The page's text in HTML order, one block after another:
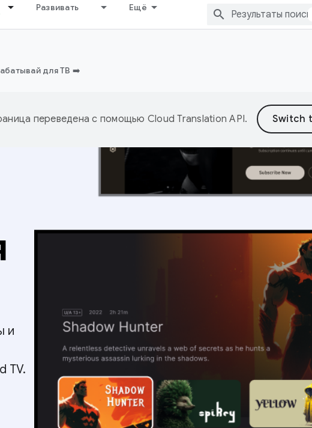
Развивать Ещё
для ТВ ➡️
переведена с помощью Cloud Translation API.
и
TV.